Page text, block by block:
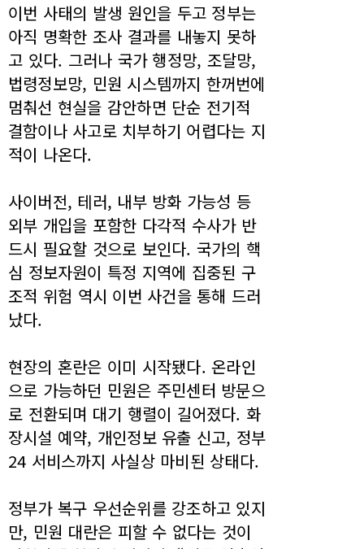
이번 사태의 발생 원인을 두고 정부는
아직 명확한 조사 결과를 내놓지 못하
고 있다. 그러나 국가 행정망, 조달망,
법령정보망, 민원 시스템까지 한꺼번에
멈춰선 현실을 감안하면 단순 전기적
결함이나 사고로 치부하기 어렵다는 지
적이 나온다.
사이버전, 테러, 내부 방화 가능성 등
외부 개입을 포함한 다각적 수사가 반
드시 필요할 것으로 보인다. 국가의 핵
심 정보자원이 특정 지역에 집중된 구
조적 위험 역시 이번 사건을 통해 드러
났다.
현장의 혼란은 이미 시작됐다. 온라인
으로 가능하던 민원은 주민센터 방문으
로 전환되며 대기 행렬이 길어졌다. 화
장시설 예약, 개인정보 유출 신고, 정부
24 서비스까지 사실상 마비된 상태다.
정부가 복구 우선순위를 강조하고 있지
만, 민원 대란은 피할 수 없다는 것이